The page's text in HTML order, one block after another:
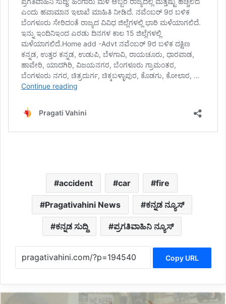
accident car fire
Pragativahini News ಕನ್ನಡ ನ್ಯೂಸ್
ಕನ್ನಡ ಸುದ್ದಿ ಪ್ರಗತಿವಾಹಿನಿ ನ್ಯೂಸ್
Copy URL